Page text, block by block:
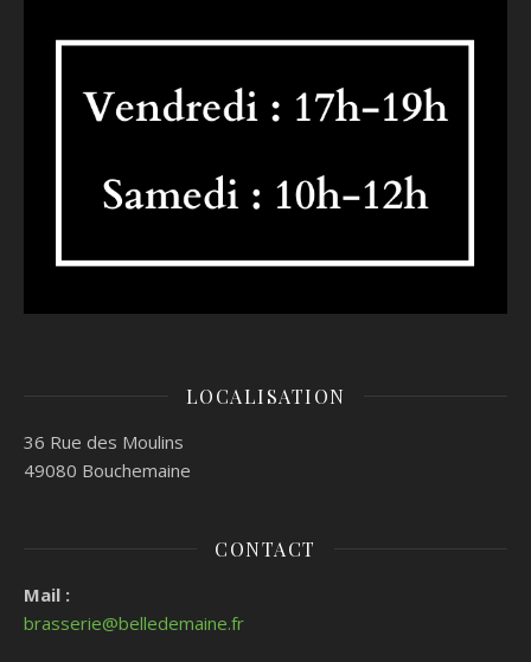
LOCALISATION
36 Rue des Moulins
49080 Bouchemaine
CONTACT
Mail :
brasserie@belledemaine.fr